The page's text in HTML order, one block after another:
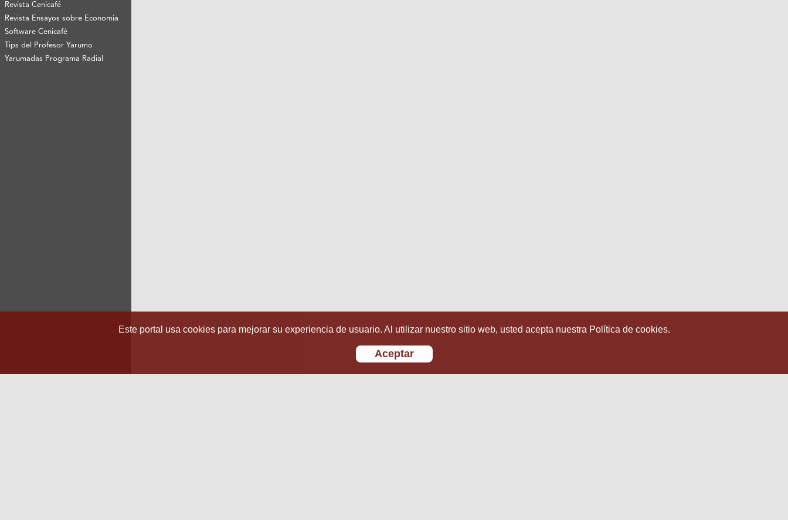
Revista Cenicafé
Revista Ensayos sobre Economía
Software Cenicafé
Tips del Profesor Yarumo
Yarumadas Programa Radial
Este portal usa cookies para mejorar su experiencia de usuario. Al utilizar nuestro sitio web, usted acepta nuestra Política de cookies.
Aceptar